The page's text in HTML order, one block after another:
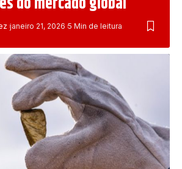
janeiro 21, 2026 5 Min de leitura